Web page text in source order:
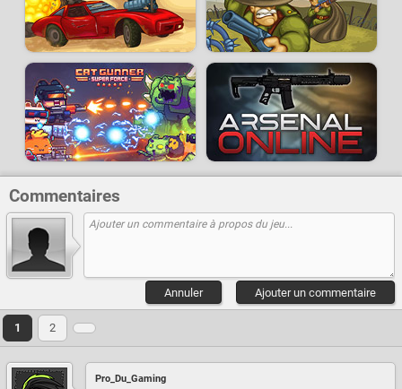
Commentaires
Ajouter un commentaire
Annuler
1 2
Pro_Du_Gaming